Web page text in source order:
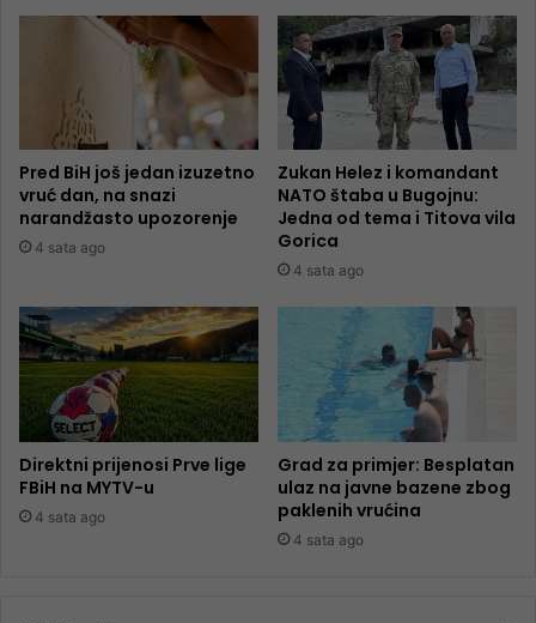
Pred BiH još jedan izuzetno
vruć dan, na snazi
narandžasto upozorenje
4 sata ago
Zukan Helez i komandant
NATO štaba u Bugojnu:
Jedna od tema i Titova vila
Gorica
4 sata ago
Direktni prijenosi Prve lige
FBiH na MYTV-u
4 sata ago
Grad za primjer: Besplatan
ulaz na javne bazene zbog
paklenih vrućina
4 sata ago